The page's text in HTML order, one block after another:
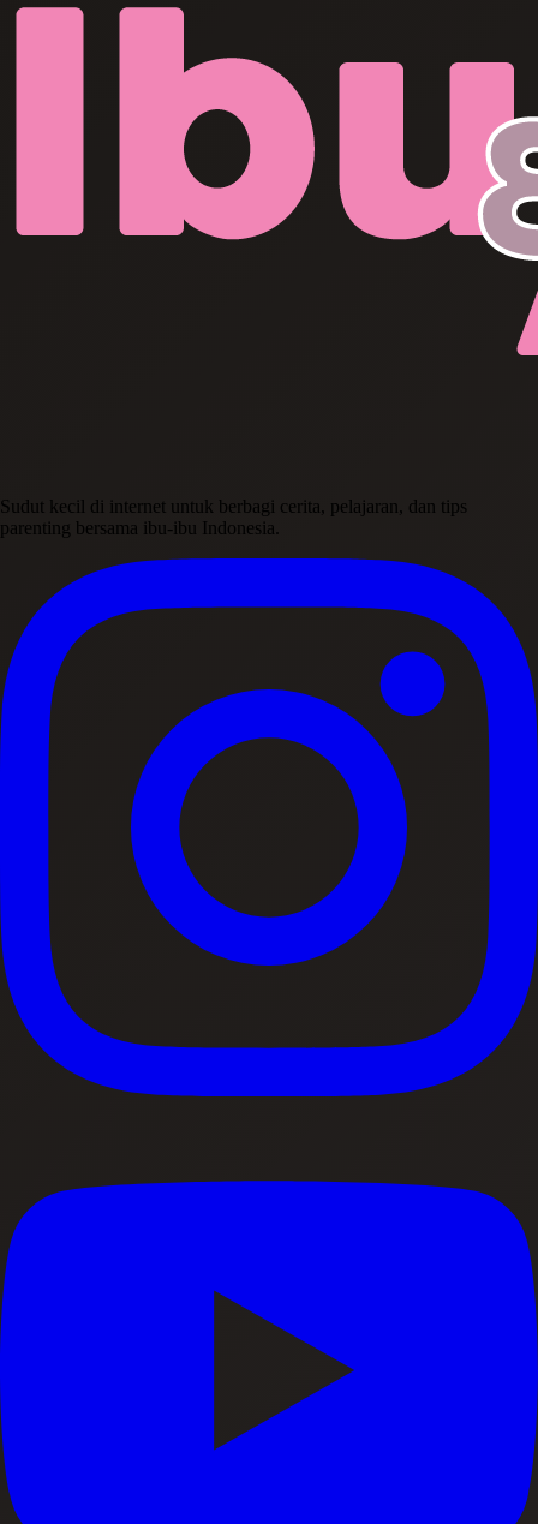
Sudut kecil di internet untuk berbagi cerita, pelajaran, dan tips
parenting bersama ibu-ibu Indonesia.